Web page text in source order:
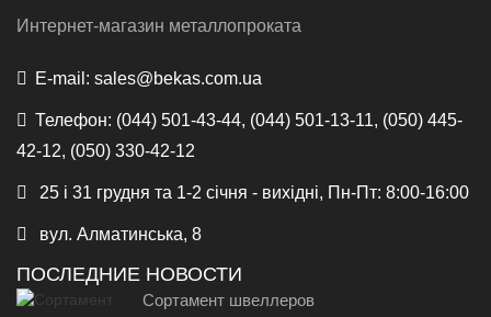
Интернет-магазин металлопроката
E-mail: sales@bekas.com.ua
Телефон: (044) 501-43-44, (044) 501-13-11, (050) 445-
42-12, (050) 330-42-12
25 і 31 грудня та 1-2 січня - вихідні, Пн-Пт: 8:00-16:00
вул. Алматинська, 8
ПОСЛЕДНИЕ НОВОСТИ
Сортамент швеллеров